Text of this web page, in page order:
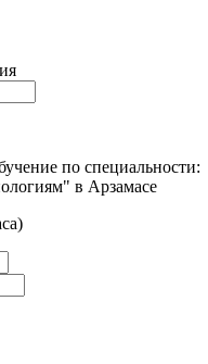
по специальности:
в Арзамасе